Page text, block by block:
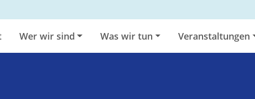
Wer wir sind Was wir tun Veranstaltungen